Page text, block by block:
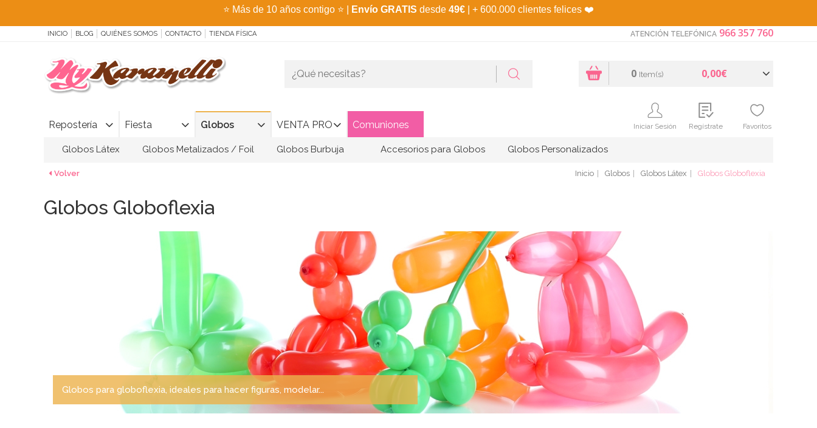
⭐ Más de 10 años contigo ⭐ Envío GRATIS desde 49€ | + 600.000 clientes felices ❤️
INICIO BLOG QUIÉNES SOMOS CONTACTO TIENDA FÍSICA ATENCIÓN TELEFÓNICA 966 357 760
Repostería Fiesta Globos VENTA PRO Comuniones
0 Item(s) 0,00€
Iniciar Sesión Regístrate Favoritos
Globos Látex Globos Metalizados / Foil Globos Burbuja Accesorios para Globos Globos Personalizados
Volver Inicio Globos Globos Látex Globos Globoflexia
Globos Globoflexia
Globos para globoflexia, ideales para hacer figuras, modelar...